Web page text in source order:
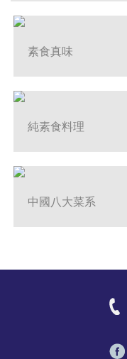
素食真味
純素食料理
中國八大菜系